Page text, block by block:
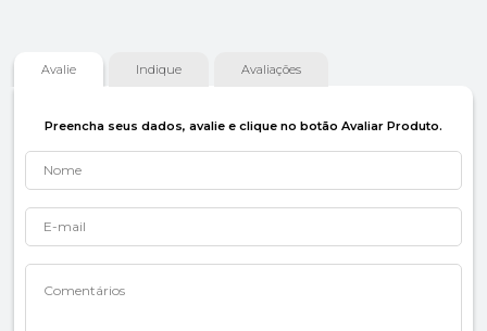
Avalie Indique Avaliações
Preencha seus dados, avalie e clique no botão Avaliar Produto.